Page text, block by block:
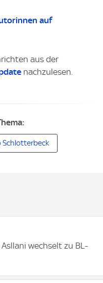
auf
aus der
nachzulesen.
Schlotterbeck
wechselt zu BL-